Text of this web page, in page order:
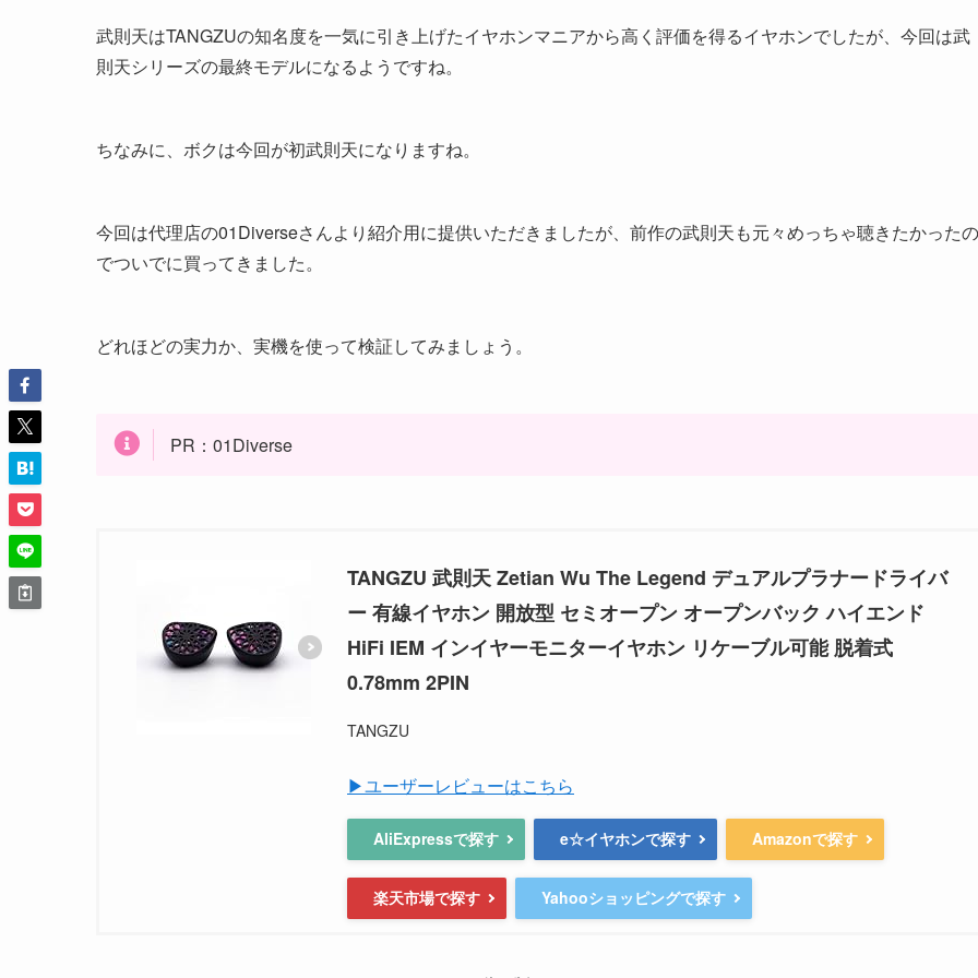
武則天はTANGZUの知名度を一気に引き上げたイヤホンマニアから高く評価を得るイヤホンでしたが、今回は武
則天シリーズの最終モデルになるようですね。
ちなみに、ボクは今回が初武則天になりますね。
今回は代理店の01Diverseさんより紹介用に提供いただきましたが、前作の武則天も元々めっちゃ聴きたかったの
でついでに買ってきました。
どれほどの実力か、実機を使って検証してみましょう。
PR：01Diverse
TANGZU 武則天 Zetian Wu The Legend デュアルプラナードライバ
ー 有線イヤホン 開放型 セミオープン オープンバック ハイエンド
HiFi IEM インイヤーモニターイヤホン リケーブル可能 脱着式
0.78mm 2PIN
TANGZU
▶ユーザーレビューはこちら
AliExpressで探す e☆イヤホンで探す Amazonで探す
楽天市場で探す Yahooショッピングで探す